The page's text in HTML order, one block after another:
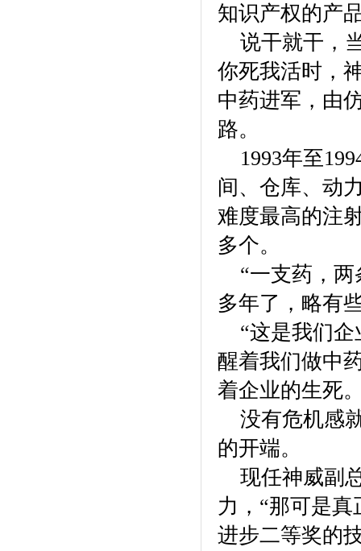
知识产权的产
说干就干，
你死我活时，
中药进军，由
路。
1993年至
间、仓库、动
难度最高的注
多个。
“一支药，两
多年了，略有
“这是我们企
醒着我们做中
着企业的生死
没有危机感
的开端。
现任神威副
力，“那可是
进步二等奖的